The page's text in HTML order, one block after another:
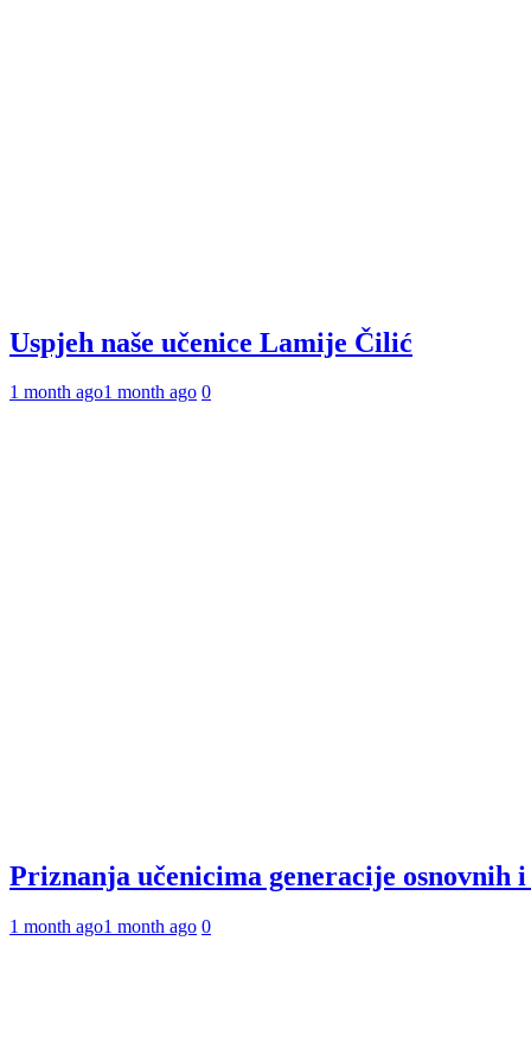
Uspjeh naše učenice Lamije Čilić
1 month ago1 month ago 0
Priznanja učenicima generacije osnovnih
1 month ago1 month ago 0